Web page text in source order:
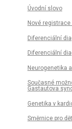
Úvodní slovo
Nové registrace
Diferenciální
Diferenciální
Neurogenetika
Současné
Gastautova
Genetika v
Směrnice pro